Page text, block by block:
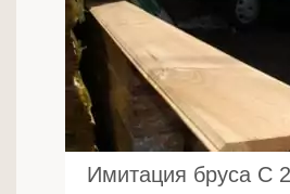
Имитация бруса C